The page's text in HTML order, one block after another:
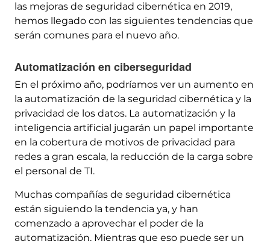
las mejoras de seguridad cibernética en 2019,
hemos llegado con las siguientes tendencias que
serán comunes para el nuevo año.
Automatización en ciberseguridad
En el próximo año, podríamos ver un aumento en
la automatización de la seguridad cibernética y la
privacidad de los datos. La automatización y la
inteligencia artificial jugarán un papel importante
en la cobertura de motivos de privacidad para
redes a gran escala, la reducción de la carga sobre
el personal de TI.
Muchas compañías de seguridad cibernética
están siguiendo la tendencia ya, y han
comenzado a aprovechar el poder de la
automatización. Mientras que eso puede ser un